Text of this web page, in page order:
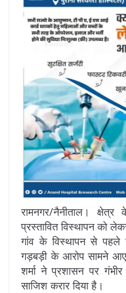
रामनगर/नैनीताल।
प्रस्तावित विस्थापन को
गांव के विस्थापन से पहले
गड़बड़ी के आरोप सामने आए
शर्मा ने प्रशासन पर
साजिश करार दिया है।